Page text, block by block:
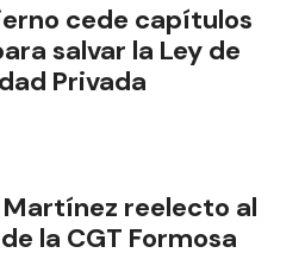
cede capítulos
salvar la Ley de
Privada
reelecto al
la CGT Formosa